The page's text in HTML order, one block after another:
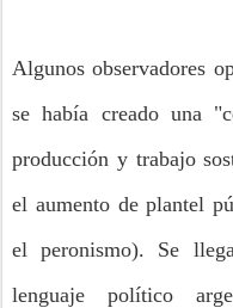
Algunos observadores
se había creado una
producción y trabajo
el aumento de plantel
el peronismo). Se
lenguaje político